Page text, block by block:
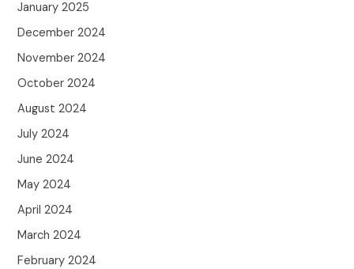
January 2025
December 2024
November 2024
October 2024
August 2024
July 2024
June 2024
May 2024
April 2024
March 2024
February 2024